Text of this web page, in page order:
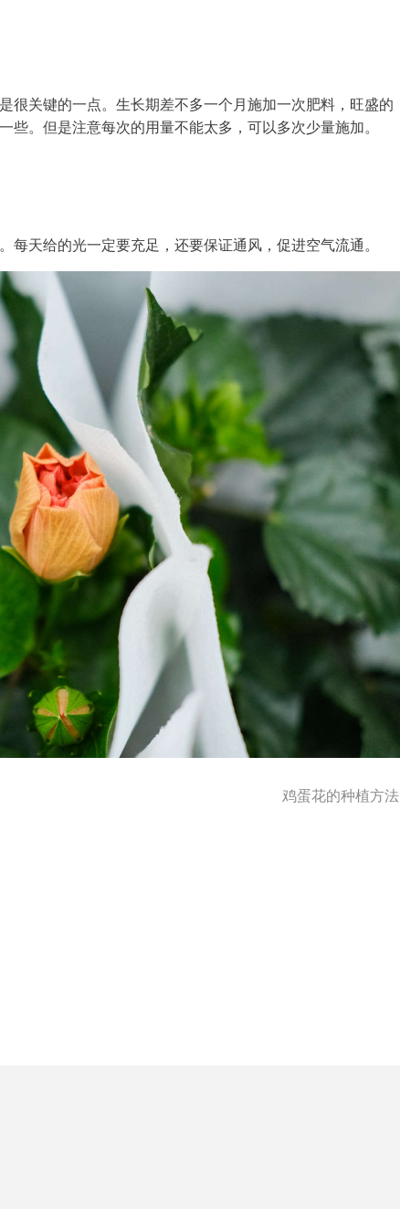
很关键的一点。生长期差不多一个月施加一次肥料，旺盛的
。但是注意每次的用量不能太多，可以多次少量施加。
天给的光一定要充足，还要保证通风，促进空气流通。
鸡蛋花的种植方法